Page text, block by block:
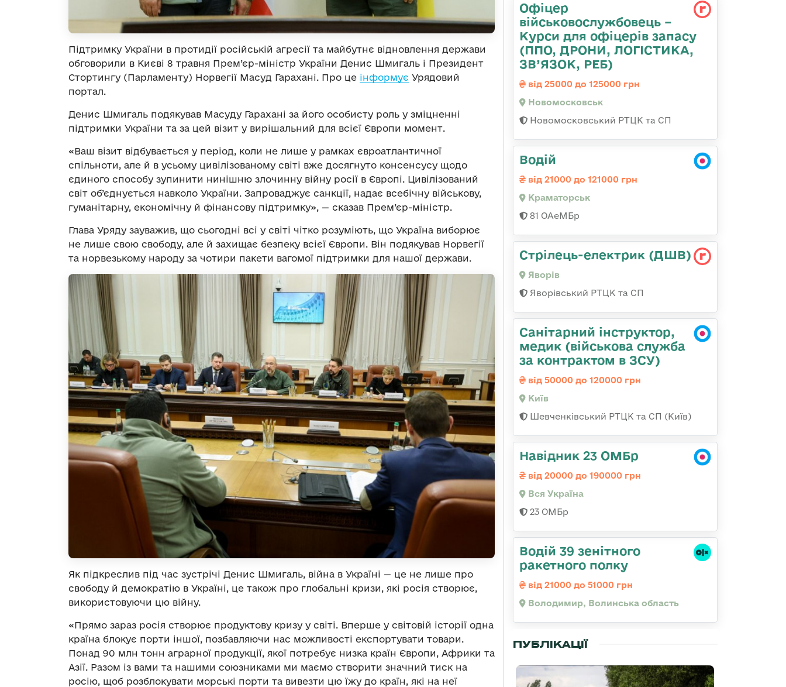
Підтримку України в протидії російській агресії та майбутнє відновлення держави
обговорили в Києві 8 травня Прем’єр-міністр України Денис Шмигаль і Президент
Стортингу (Парламенту) Норвегії Масуд Гарахані. Про це інформує Урядовий
портал.
Денис Шмигаль подякував Масуду Гарахані за його особисту роль у зміцненні
підтримки України та за цей візит у вирішальний для всієї Європи момент.
«Ваш візит відбувається у період, коли не лише у рамках євроатлантичної
спільноти, але й в усьому цивілізованому світі вже досягнуто консенсусу щодо
єдиного способу зупинити нинішню злочинну війну росії в Європі. Цивілізований
світ об’єднується навколо України. Запроваджує санкції, надає всебічну військову,
гуманітарну, економічну й фінансову підтримку», — сказав Прем’єр-міністр.
Глава Уряду зауважив, що сьогодні всі у світі чітко розуміють, що Україна виборює
не лише свою свободу, але й захищає безпеку всієї Європи. Він подякував Норвегії
та норвезькому народу за чотири пакети вагомої підтримки для нашої держави.
Як підкреслив під час зустрічі Денис Шмигаль, війна в Україні — це не лише про
свободу й демократію в Україні, це також про глобальні кризи, які росія створює,
використовуючи цю війну.
«Прямо зараз росія створює продуктову кризу у світі. Вперше у світовій історії одна
країна блокує порти іншої, позбавляючи нас можливості експортувати товари.
Понад 90 млн тонн аграрної продукції, якої потребує низка країн Європи, Африки та
Азії. Разом із вами та нашими союзниками ми маємо створити значний тиск на
росію, щоб розблокувати морські порти та вивезти цю їжу до країн, які на неї
Офіцер
військовослужбовець –
Курси для офіцерів запасу
(ППО, ДРОНИ, ЛОГІСТИКА,
ЗВ’ЯЗОК, РЕБ)
від 25000 до 125000 грн
Новомосковськ
Новомосковський РТЦК та СП
Водій
від 21000 до 121000 грн
Краматорськ
81 ОАеМБр
Стрілець-електрик (ДШВ)
Яворів
Яворівський РТЦК та СП
Санітарний інструктор,
медик (військова служба
за контрактом в ЗСУ)
від 50000 до 120000 грн
Київ
Шевченківський РТЦК та СП (Київ)
Навідник 23 ОМБр
від 20000 до 190000 грн
Вся Україна
23 ОМБр
Водій 39 зенітного
ракетного полку
від 21000 до 51000 грн
Володимир, Волинська область
ПУБЛІКАЦІЇ